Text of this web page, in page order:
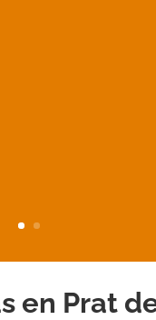
en Prat